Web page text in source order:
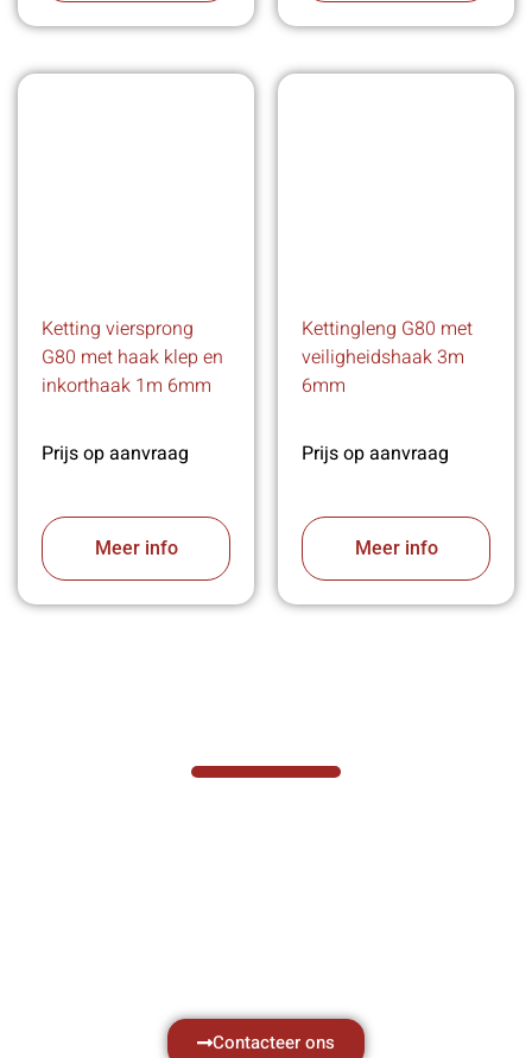
Ketting viersprong
G80 met haak klep en
inkorthaak 1m 6mm
Prijs op aanvraag
Meer info
Kettingleng G80 met
veiligheidshaak 3m
6mm
Prijs op aanvraag
Meer info
Contacteer ons